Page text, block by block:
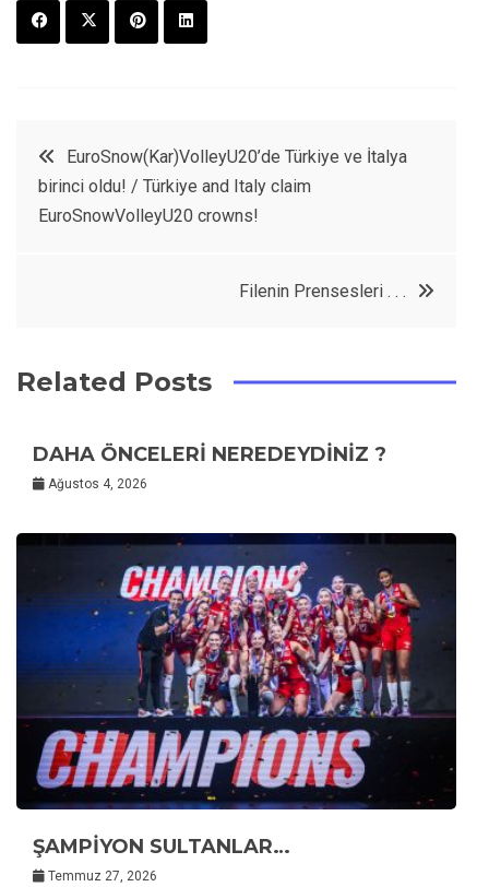
b
t
e
e
e
d
Yazı
dolaşımı
EuroSnow(Kar)VolleyU20’de Türkiye ve İtalya
birinci oldu! / Türkiye and Italy claim
EuroSnowVolleyU20 crowns!
Filenin Prensesleri . . .
Related Posts
DAHA ÖNCELERİ NEREDEYDİNİZ ?
Ağustos 4, 2026
ŞAMPİYON SULTANLAR…
Temmuz 27, 2026